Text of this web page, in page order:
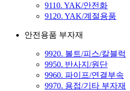
9110. YAK/안전화
9120. YAK/계절용품
안전용품 부자재
9920. 볼트/피스/칼블럭
9950. 반사지/원단
9960. 파이프/연결부속
9970. 용접/기타 부자재